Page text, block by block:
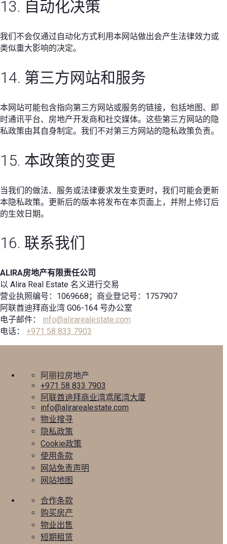
13. 自动化决策
我们不会仅通过自动化方式利用本网站做出会产生法律效力或
类似重大影响的决定。
14. 第三方网站和服务
本网站可能包含指向第三方网站或服务的链接，包括地图、即
时通讯平台、房地产开发商和社交媒体。这些第三方网站的隐
私政策由其自身制定。我们不对第三方网站的隐私政策负责。
15. 本政策的变更
当我们的做法、服务或法律要求发生变更时，我们可能会更新
本隐私政策。更新后的版本将发布在本页面上，并附上修订后
的生效日期。
16. 联系我们
ALIRA房地产有限责任公司
以 Alira Real Estate 名义进行交易
营业执照编号：1069668；商业登记号：1757907
阿联酋迪拜商业湾 G06-164 号办公室
电子邮件： info@alirarealestate.com
电话： +971 58 833 7903
阿丽拉房地产
+971 58 833 7903
阿联酋迪拜商业湾鸢尾湾大厦
info@alirarealestate.com
物业搜寻
隐私政策
Cookie政策
使用条款
网站免责声明
网站地图
合作条款
购买房产
物业出售
短期租赁